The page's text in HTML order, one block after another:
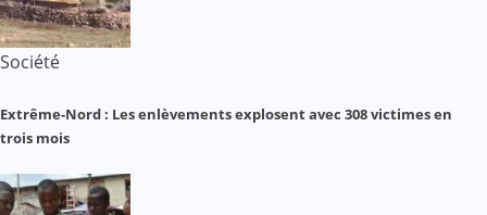
Société
Extrême-Nord : Les enlèvements explosent avec 308 victimes en
trois mois